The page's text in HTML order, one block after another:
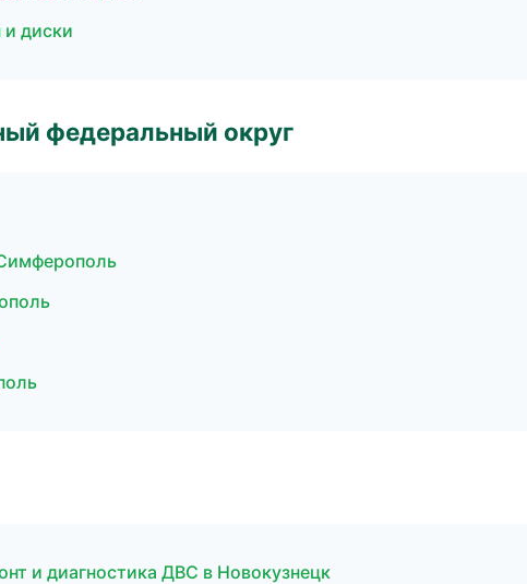
диски
федеральный округ
и диагностика ДВС в Новокузнецк